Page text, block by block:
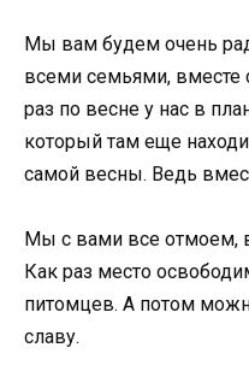
Мы вам будем очень
всеми семьями, вместе
раз по весне у нас в
который там еще
самой весны. Ведь
Мы с вами все отмоем,
Как раз место
питомцев. А потом
славу.